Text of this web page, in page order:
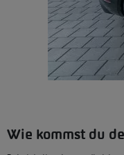
Wie kommst du